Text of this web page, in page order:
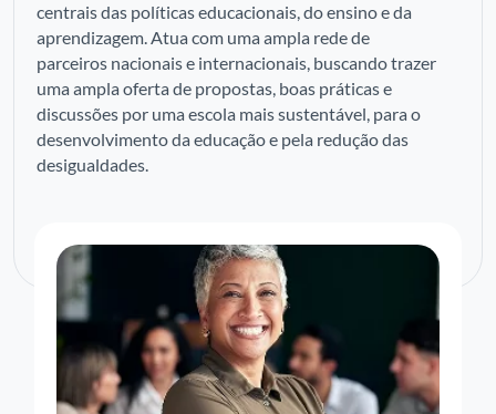
centrais das políticas educacionais, do ensino e da
aprendizagem. Atua com uma ampla rede de
parceiros nacionais e internacionais, buscando trazer
uma ampla oferta de propostas, boas práticas e
discussões por uma escola mais sustentável, para o
desenvolvimento da educação e pela redução das
desigualdades.